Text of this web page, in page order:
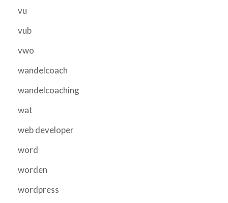
vu
vub
vwo
wandelcoach
wandelcoaching
wat
web developer
word
worden
wordpress